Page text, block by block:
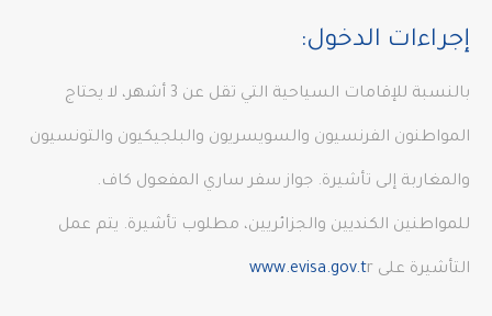
إجراءات الدخول:
بالنسبة للإقامات السياحية التي تقل عن 3 أشهر، لا يحتاج
المواطنون الفرنسيون والسويسريون والبلجيكيون والتونسيون
والمغاربة إلى تأشيرة. جواز سفر ساري المفعول كاف.
للمواطنين الكنديين والجزائريين، مطلوب تأشيرة. يتم عمل
التأشيرة على www.evisa.gov.tr